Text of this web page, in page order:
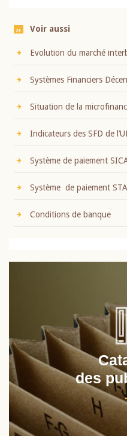
Voir aussi
Evolution du marché
Systèmes Financiers
Situation de la
Indicateurs des SFD de
Système de paiement
Système de paiement
Conditions de banque
des